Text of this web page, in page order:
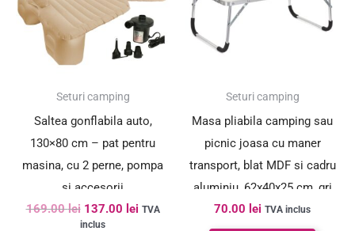
SUPER PREȚ!Seturi camping
Saltea gonflabila auto,
130×80 cm – pat pentru
masina, cu 2 perne, pompa
si accesorii
169.00lei 137.00 lei TVA
inclus
Seturi camping
Masa pliabila camping sau
picnic joasa cu maner
transport, blat MDF si cadru
aluminiu, 62x40x25 cm, gri
70.00 lei TVA inclus